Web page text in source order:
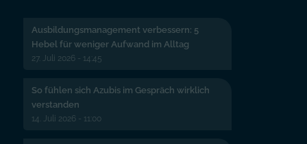
Ausbildungsmanagement verbessern: 5
Hebel für weniger Aufwand im Alltag
27. Juli 2026 - 14:45
So fühlen sich Azubis im Gespräch wirklich
verstanden
14. Juli 2026 - 11:00